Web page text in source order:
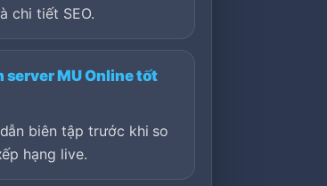
chi tiết SEO.
server MU Online tốt
biên tập trước khi so
hạng live.